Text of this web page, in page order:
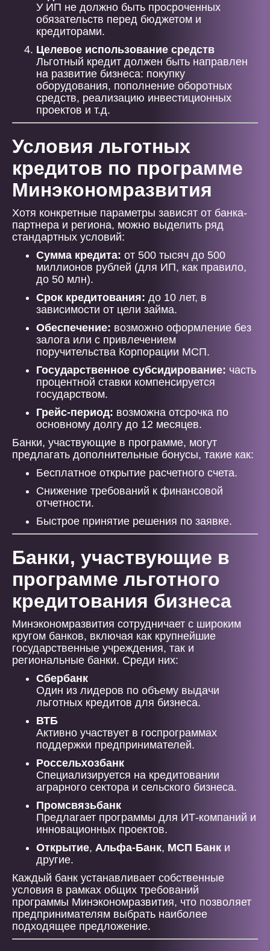
У ИП не должно быть просроченных
обязательств перед бюджетом и
кредиторами.
Целевое использование средств
Льготный кредит должен быть направлен
на развитие бизнеса: покупку
оборудования, пополнение оборотных
средств, реализацию инвестиционных
проектов и т.д.
Условия льготных
кредитов по программе
Минэкономразвития
Хотя конкретные параметры зависят от банка-
партнера и региона, можно выделить ряд
стандартных условий:
Сумма кредита: от 500 тысяч до 500
миллионов рублей (для ИП, как правило,
до 50 млн).
Срок кредитования: до 10 лет, в
зависимости от цели займа.
Обеспечение: возможно оформление без
залога или с привлечением
поручительства Корпорации МСП.
Государственное субсидирование: часть
процентной ставки компенсируется
государством.
Грейс-период: возможна отсрочка по
основному долгу до 12 месяцев.
Банки, участвующие в программе, могут
предлагать дополнительные бонусы, такие как:
Бесплатное открытие расчетного счета.
Снижение требований к финансовой
отчетности.
Быстрое принятие решения по заявке.
Банки, участвующие в
программе льготного
кредитования бизнеса
Минэкономразвития сотрудничает с широким
кругом банков, включая как крупнейшие
государственные учреждения, так и
региональные банки. Среди них:
Сбербанк
Один из лидеров по объему выдачи
льготных кредитов для бизнеса.
ВТБ
Активно участвует в госпрограммах
поддержки предпринимателей.
Россельхозбанк
Специализируется на кредитовании
аграрного сектора и сельского бизнеса.
Промсвязьбанк
Предлагает программы для ИТ-компаний и
инновационных проектов.
Открытие, Альфа-Банк, МСП Банк и
другие.
Каждый банк устанавливает собственные
условия в рамках общих требований
программы Минэкономразвития, что позволяет
предпринимателям выбрать наиболее
подходящее предложение.